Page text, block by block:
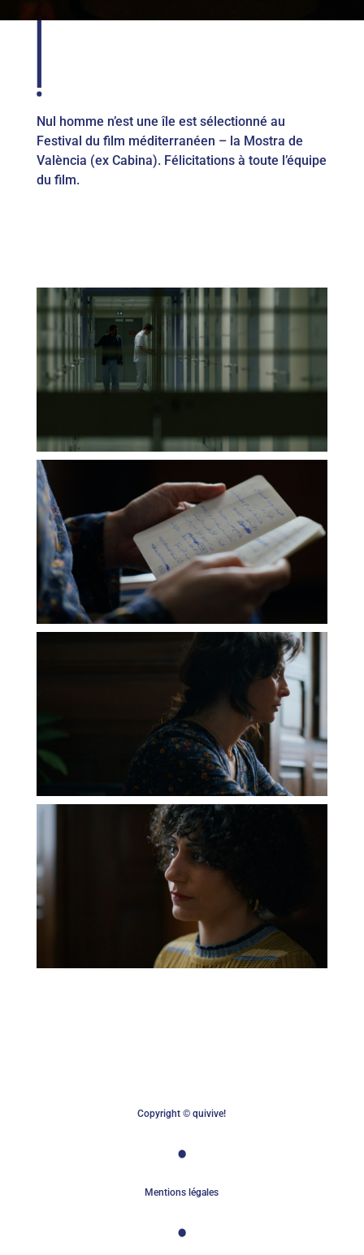
Nul homme n’est une île est sélectionné au
Festival du film méditerranéen – la Mostra de
València (ex Cabina). Félicitations à toute l’équipe
du film.
Copyright © quivive!
Mentions légales